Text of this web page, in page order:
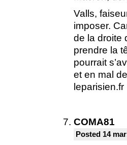
Valls,
imposer.
de la droite
prendre la
pourrait
et en mal
leparisien.fr
COMA81
Posted 14